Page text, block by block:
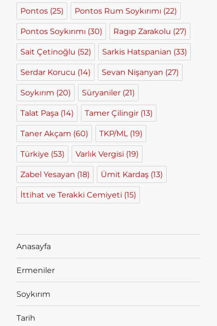
Pontos (25) Pontos Rum Soykırımı (22)
Pontos Soykırımı (30) Ragıp Zarakolu (27)
Sait Çetinoğlu (52) Sarkis Hatspanian (33)
Serdar Korucu (14) Sevan Nişanyan (27)
Soykırım (20) Süryaniler (21)
Talat Paşa (14) Tamer Çilingir (13)
Taner Akçam (60) TKP/ML(19)
Türkiye (53) Varlık Vergisi (19)
Zabel Yesayan (18) Ümit Kardaş (13)
İttihat ve Terakki Cemiyeti (15)
Anasayfa
Ermeniler
Soykırım
Tarih